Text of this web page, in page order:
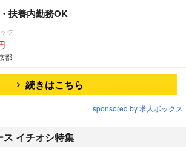
扶養内勤務OK
ク
都
続きはこちら
sponsored by 求人ボックス
イチオシ特集